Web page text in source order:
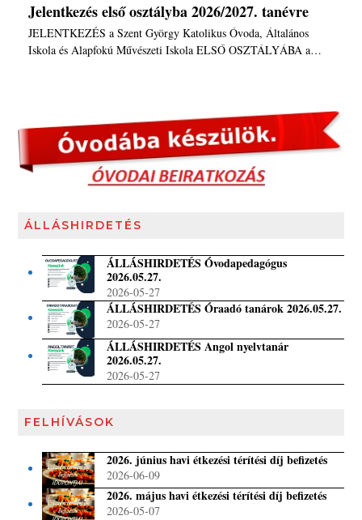
Jelentkezés első osztályba 2026/2027. tanévre
JELENTKEZÉS a Szent György Katolikus Óvoda, Általános
Iskola és Alapfokú Művészeti Iskola ELSŐ OSZTÁLYÁBA a…
ÁLLÁSHIRDETÉS
ÁLLÁSHIRDETÉS Óvodapedagógus
2026.05.27.
2026-05-27
ÁLLÁSHIRDETÉS Óraadó tanárok 2026.05.27.
2026-05-27
ÁLLÁSHIRDETÉS Angol nyelvtanár
2026.05.27.
2026-05-27
FELHÍVÁSOK
2026. június havi étkezési térítési díj befizetés
2026-06-09
2026. május havi étkezési térítési díj befizetés
2026-05-07